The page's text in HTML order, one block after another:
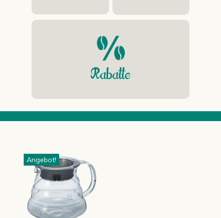
Rabatte
Angebot! Dieses
Produkt
weist
mehrere
Varianten